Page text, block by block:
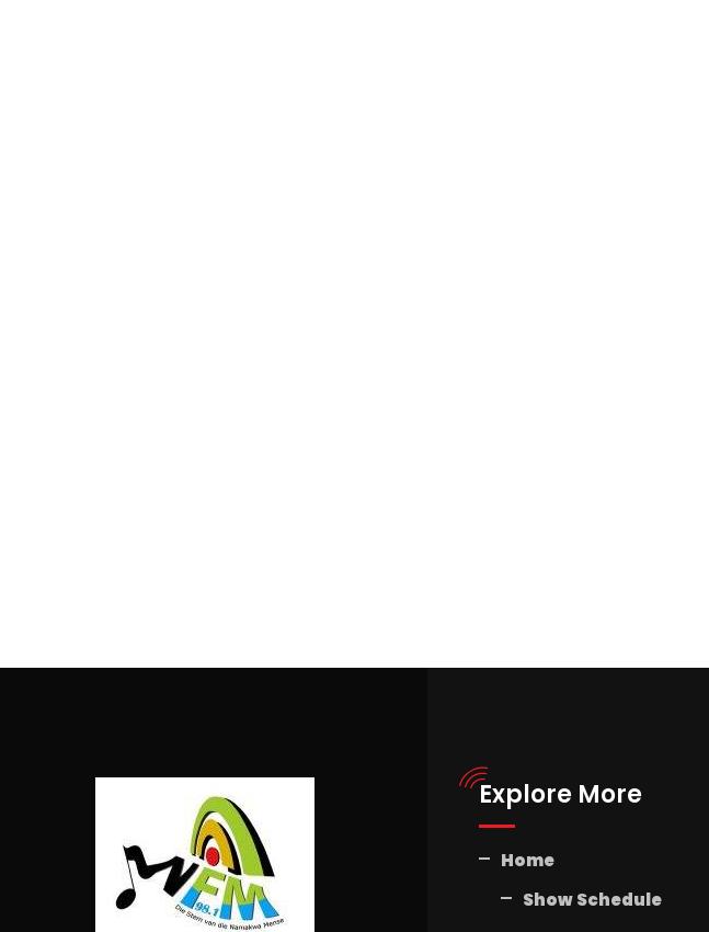
Explore More
Home
Show Schedule